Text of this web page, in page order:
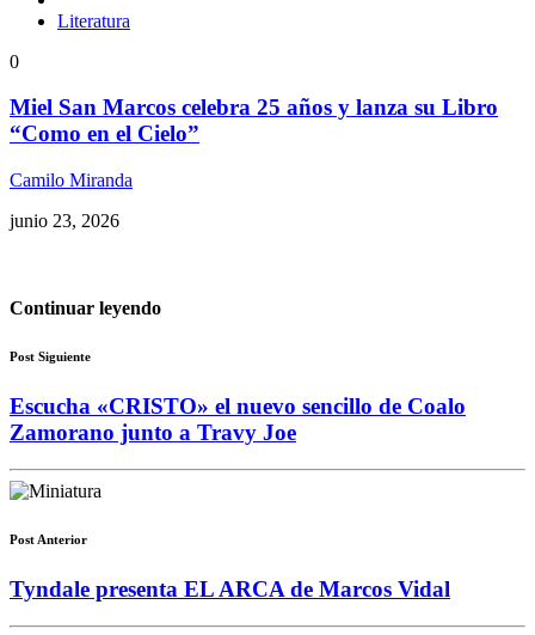
Literatura
0
Miel San Marcos celebra 25 años y lanza su Libro
“Como en el Cielo”
Camilo Miranda
junio 23, 2026
Continuar leyendo
Post Siguiente
Escucha «CRISTO» el nuevo sencillo de Coalo
Zamorano junto a Travy Joe
Post Anterior
Tyndale presenta EL ARCA de Marcos Vidal